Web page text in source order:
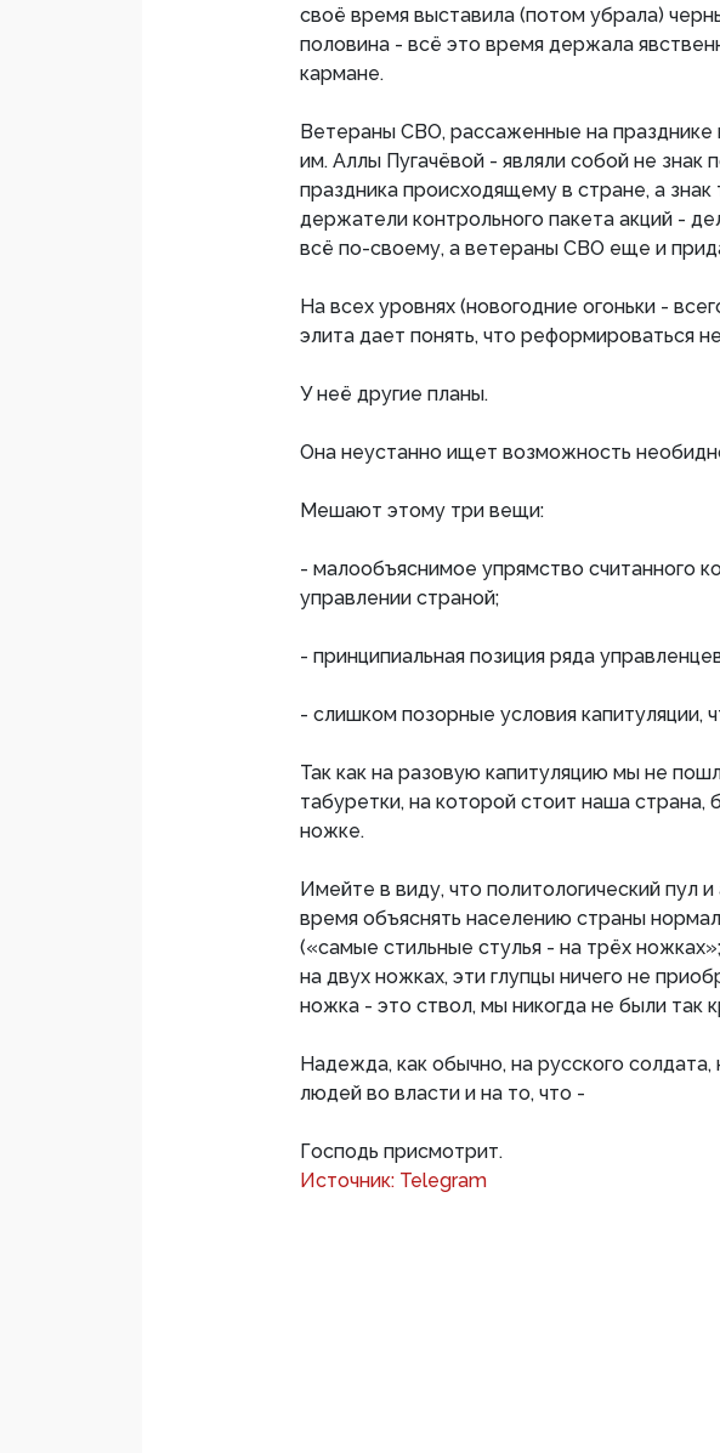
своё время выставила (потом убрала)
половина - всё это время держала
кармане.
Ветераны СВО, рассаженные на празднике
им. Аллы Пугачёвой - являли собой не знак
праздника происходящему в стране, а знак
держатели контрольного пакета акций -
всё по-своему, а ветераны СВО еще и
На всех уровнях (новогодние огоньки -
элита дает понять, что реформироваться
У неё другие планы.
Она неустанно ищет возможность
Мешают этому три вещи:
- малообъяснимое упрямство считанного
управлении страной;
- принципиальная позиция ряда
- слишком позорные условия капитуляции,
Так как на разовую капитуляцию мы не
табуретки, на которой стоит наша страна,
ножке.
Имейте в виду, что политологический пул
время объяснять населению страны
(«самые стильные стулья - на трёх
на двух ножках, эти глупцы ничего не
ножка - это ствол, мы никогда не были так
Надежда, как обычно, на русского
людей во власти и на то, что -
Господь присмотрит.
Источник: Telegram